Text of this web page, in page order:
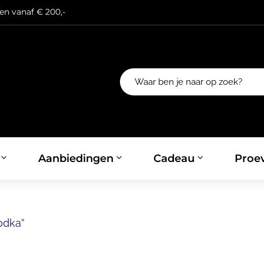
vanaf € 200,-
Aanbiedingen Cadeau